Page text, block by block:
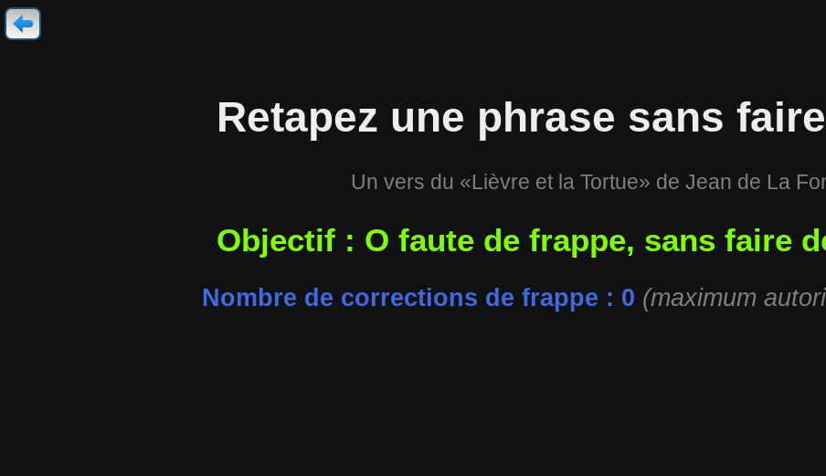
Retapez une phrase sans
Un vers du «Lièvre et la Tortue» de Jean de La
Objectif : O faute de frappe, sans faire
Nombre de corrections de frappe : 0 (maximum